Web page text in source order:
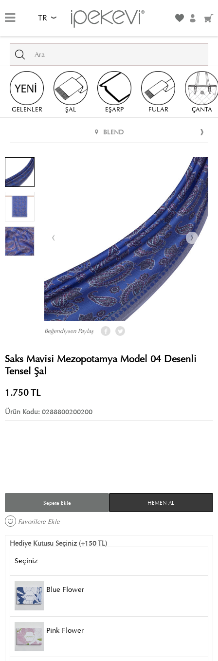
TR
GELENLER ŞAL EŞARP FULAR ÇANTA
BLEND
Beğendiysen Paylaş
Saks Mavisi Mezopotamya Model 04 Desenli
Tensel Şal
1.750TL
Ürün Kodu: 0288800200200
Sepete Ekle HEMEN AL
Favorilere Ekle
Hediye Kutusu Seçiniz (+150 TL)
Seçiniz
Blue Flower
Pink Flower